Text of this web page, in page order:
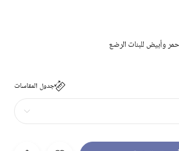
وأبيض للبنات الرضع
جدول المقاسات